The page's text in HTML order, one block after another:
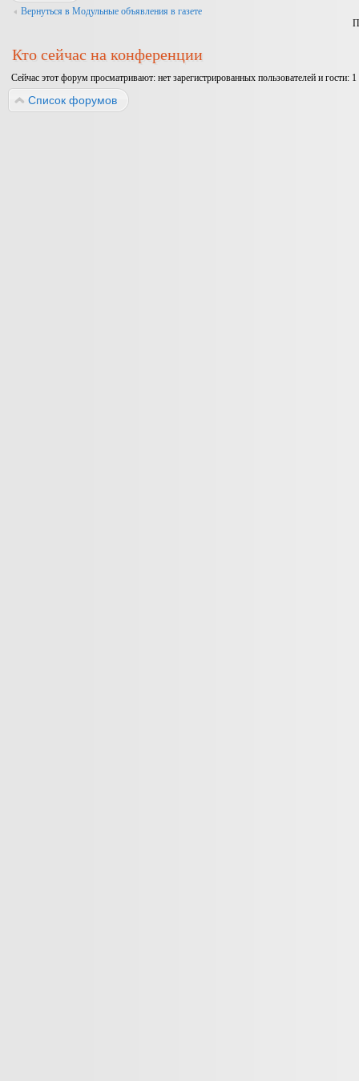
Вернуться в Модульные объявления в газете
Кто сейчас на конференции
Сейчас этот форум просматривают: нет зарегистрированных пользователей и гости: 1
Список форумов